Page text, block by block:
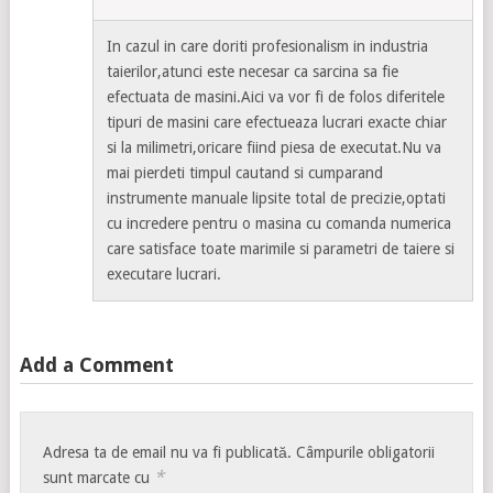
In cazul in care doriti profesionalism in industria
taierilor,atunci este necesar ca sarcina sa fie
efectuata de masini.Aici va vor fi de folos diferitele
tipuri de masini care efectueaza lucrari exacte chiar
si la milimetri,oricare fiind piesa de executat.Nu va
mai pierdeti timpul cautand si cumparand
instrumente manuale lipsite total de precizie,optati
cu incredere pentru o masina cu comanda numerica
care satisface toate marimile si parametri de taiere si
executare lucrari.
Add a Comment
Adresa ta de email nu va fi publicată. Câmpurile obligatorii
sunt marcate cu *